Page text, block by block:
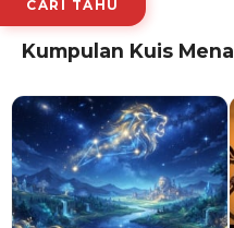
CARI TAHU
Kumpulan Kuis